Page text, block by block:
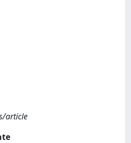
article